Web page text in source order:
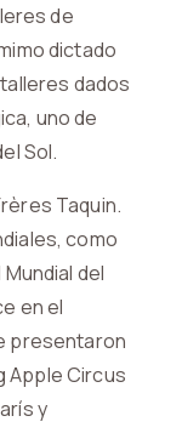
de
dictado
dados
uno de
Sol.
Taquin.
como
del
en el
presentaron
Apple Circus
y